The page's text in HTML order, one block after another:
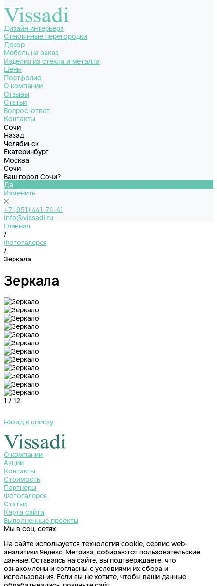
Дизайн интерьера
Стеклянные перегородки
Декор
Мебель на заказ
Изделия из стекла и металла
Цены
Портфолио
О компании
Отзывы
Статьи
Вопрос-ответ
Контакты
Сочи
Назад
Челябинск
Екатеринбург
Москва
Сочи
Ваш город Сочи?
Да
Изменить
+7 (951) 441-74-41
info@vissadi.ru
Главная
/
Фотогалерея
/
Зеркала
Зеркала
1 / 12
Назад к списку
О компании
Акции
Контакты
Стоимость
Партнеры
Фотогалерея
Статьи
Карта сайта
Выполненные проекты
Мы в соц. сетях
На сайте используется технология cookie, сервис web-
аналитики Яндекс. Метрика, собираются пользовательские
данные. Оставаясь на сайте, вы подтверждаете, что
ознакомлены и согласны с условиями их сбора и
использования. Если вы не хотите, чтобы ваши данные